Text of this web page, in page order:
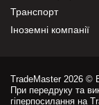
Транспорт
Іноземні компанії
TradeMaster 2026 ©
При передруку та
гіперпосилання на